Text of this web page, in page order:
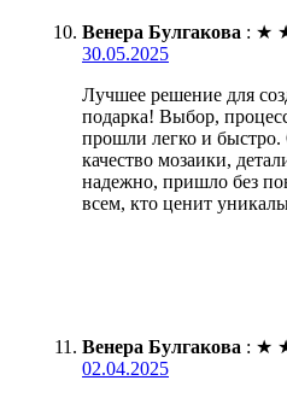
Венера Булгакова : ★
30.05.2025
Лучшее решение для
подарка! Выбор,
прошли легко и
качество мозаики,
надежно, пришло без
всем, кто ценит
Венера Булгакова : ★
02.04.2025